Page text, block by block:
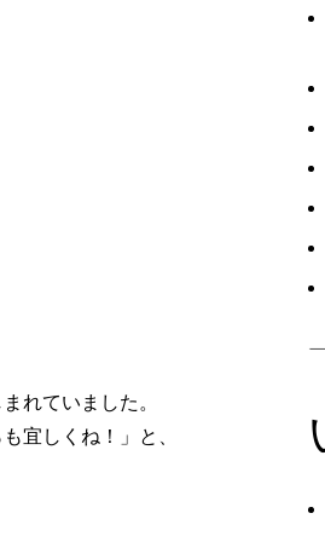
れていました。
宜しくね！」と、